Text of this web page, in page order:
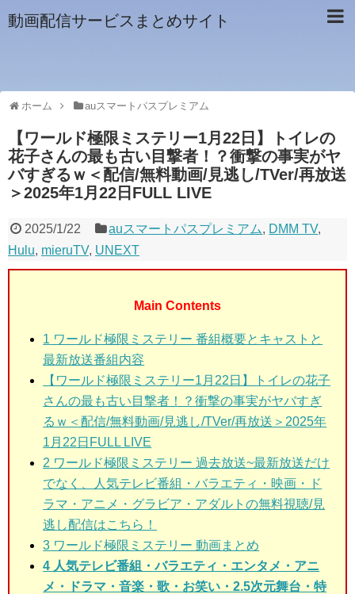
動画配信サービスまとめサイト
ホーム auスマートパスプレミアム
【ワールド極限ミステリー1月22日】トイレの
花子さんの最も古い目撃者！？衝撃の事実がヤ
バすぎるｗ＜配信/無料動画/見逃し/TVer/再放送
＞2025年1月22日FULL LIVE
2025/1/22 auスマートパスプレミアム, DMM TV,
Hulu, mieruTV, UNEXT
Main Contents
1 ワールド極限ミステリー 番組概要とキャストと
最新放送番組内容
【ワールド極限ミステリー1月22日】トイレの花子
さんの最も古い目撃者！？衝撃の事実がヤバすぎ
るｗ＜配信/無料動画/見逃し/TVer/再放送＞2025年
1月22日FULL LIVE
2 ワールド極限ミステリー 過去放送~最新放送だけ
でなく、人気テレビ番組・バラエティ・映画・ド
ラマ・アニメ・グラビア・アダルトの無料視聴/見
逃し配信はこちら！
3 ワールド極限ミステリー 動画まとめ
4 人気テレビ番組・バラエティ・エンタメ・アニ
メ・ドラマ・音楽・歌・お笑い・2.5次元舞台・特